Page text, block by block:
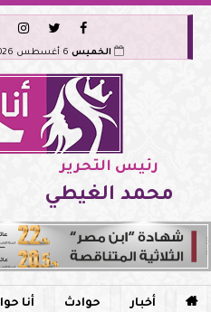



الخميس
رئيس التحرير
محمد الغيطي
 أخبار حوادث أنا حوا TV